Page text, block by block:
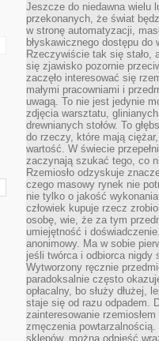
Jeszcze do niedawna wielu
przekonanych, że świat
w stronę automatyzacji,
błyskawicznego dostępu do
Rzeczywiście tak się stało,
się zjawisko pozornie
zaczęło interesować się
małymi pracowniami i
uwagą. To nie jest jedynie
zdjęcia warsztatu,
drewnianych stołów. To
do rzeczy, które mają
wartość. W świecie
zaczynają szukać tego, co
Rzemiosło odzyskuje
czego masowy rynek nie
nie tylko o jakość
człowiek kupuje rzecz
osobę, wie, że za tym
umiejętność i
anonimowy. Ma w sobie
jeśli twórca i odbiorca nigdy
Wytworzony ręcznie
paradoksalnie często
opłacalny, bo służy dłużej,
staje się od razu odpadem.
zainteresowanie
zmęczenia
sklepów, można odnieść